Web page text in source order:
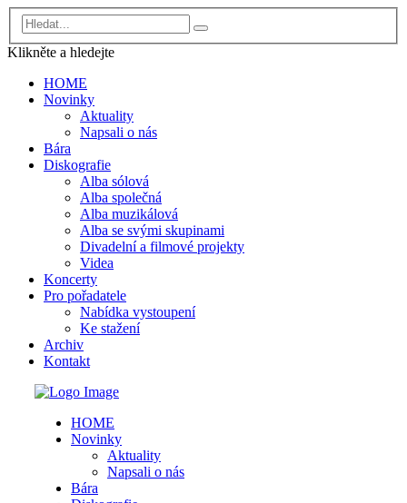
Klikněte a hledejte
HOME
Novinky
Aktuality
Napsali o nás
Bára
Diskografie
Alba sólová
Alba společná
Alba muzikálová
Alba se svými skupinami
Divadelní a filmové projekty
Videa
Koncerty
Pro pořadatele
Nabídka vystoupení
Ke stažení
Archiv
Kontakt
HOME
Novinky
Aktuality
Napsali o nás
Bára